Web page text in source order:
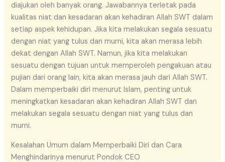
diajukan oleh banyak orang. Jawabannya terletak pada
kualitas niat dan kesadaran akan kehadiran Allah SWT dalam
setiap aspek kehidupan. Jika kita melakukan segala sesuatu
dengan niat yang tulus dan murni, kita akan merasa lebih
dekat dengan Allah SWT. Namun, jika kita melakukan
sesuatu dengan tujuan untuk memperoleh pengakuan atau
pujian dari orang lain, kita akan merasa jauh dari Allah SWT.
Dalam memperbaiki diri menurut Islam, penting untuk
meningkatkan kesadaran akan kehadiran Allah SWT dan
melakukan segala sesuatu dengan niat yang tulus dan
murni.
Kesalahan Umum dalam Memperbaiki Diri dan Cara
Menghindarinya menurut Pondok CEO